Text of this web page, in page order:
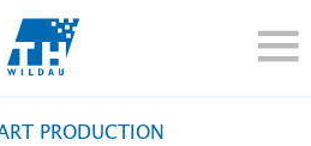
TH-
PRODUCTION